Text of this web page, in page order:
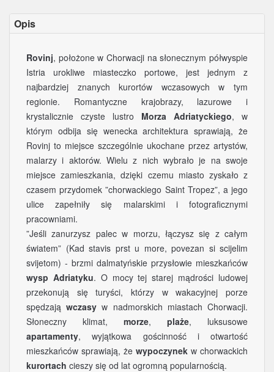
Opis
Rovinj, położone w Chorwacji na słonecznym półwyspie
Istria urokliwe miasteczko portowe, jest jednym z
najbardziej znanych kurortów wczasowych w tym
regionie. Romantyczne krajobrazy, lazurowe i
krystalicznie czyste lustro Morza Adriatyckiego, w
którym odbija się wenecka architektura sprawiają, że
Rovinj to miejsce szczególnie ukochane przez artystów,
malarzy i aktorów. Wielu z nich wybrało je na swoje
miejsce zamieszkania, dzięki czemu miasto zyskało z
czasem przydomek ”chorwackiego Saint Tropez”, a jego
ulice zapełniły się malarskimi i fotograficznymi
pracowniami.
”Jeśli zanurzysz palec w morzu, łączysz się z całym
światem” (Kad stavis prst u more, povezan si scijelim
svijetom) - brzmi dalmatyńskie przysłowie mieszkańców
wysp Adriatyku. O mocy tej starej mądrości ludowej
przekonują się turyści, którzy w wakacyjnej porze
spędzająwczasy w nadmorskich miastach Chorwacji.
Słoneczny klimat, morze, plaże, luksusowe
apartamenty, wyjątkowa gościnność i otwartość
mieszkańców sprawiają, że wypoczynek w chorwackich
kurortach cieszy się od lat ogromną popularnością.